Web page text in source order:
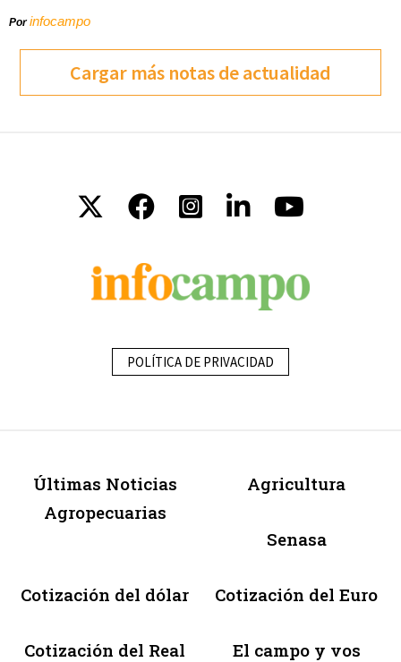
Porinfocampo
Cargar más notas de actualidad
POLÍTICA DE PRIVACIDAD
Últimas Noticias
Agropecuarias
Agricultura
Senasa
Cotización del dólar Cotización del Euro
Cotización del Real El campo y vos